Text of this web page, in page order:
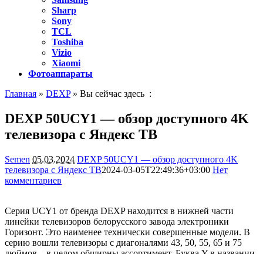
Sharp
Sony
TCL
Toshiba
Vizio
Xiaomi
Фотоаппараты
Главная » DEXP» Вы сейчас здесь :
DEXP 50UCY1 — обзор доступного 4K
телевизора с Яндекс ТВ
Semen 05.03.2024 DEXP 50UCY1 — обзор доступного 4K
телевизора с Яндекс ТВ2024-03-05T22:49:36+03:00 Нет
комментариев
Серия UCY1 от бренда DEXP находится в нижней части
линейки телевизоров белорусского завода электроники
Горизонт. Это наименее технически совершенные модели. В
серию вошли телевизоры с диагоналями 43, 50, 55, 65 и 75